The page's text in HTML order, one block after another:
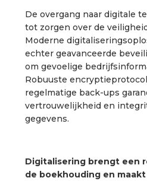
De overgang naar digitale
tot zorgen over de
Moderne
echter geavanceerde
om gevoelige
Robuuste
regelmatige back-ups
vertrouwelijkheid en
gegevens.
Digitalisering brengt een
de boekhouding en